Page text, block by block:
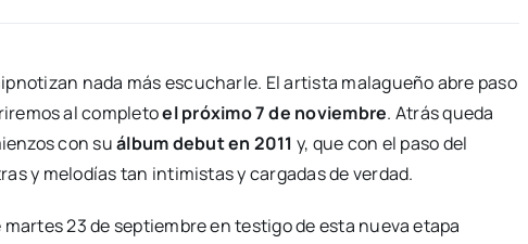
nada más escucharle. El artista malagueño abre paso
al completoel próximo 7 de noviembre. Atrás queda
con suálbum debut en 2011 y, que con el paso del
y melodías tan intimistas y cargadas de verdad.
23 de septiembre en testigo de esta nueva etapa